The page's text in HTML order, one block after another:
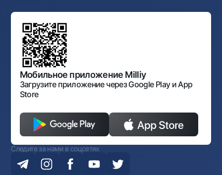
Противодействие коррупции
Фирменный стиль
Карта сайта
Офисы и банкоматы
Согласие на обработку персональных данных
Галерея изобразительного искусства Узбекистана
Типовые договоры
Обсуждение проектов нормативно-правовых
документов
Нормативно-правовые документы
Порядок и режим работы НБУ
Открытые данные
Антимонопольный комплаенс
Мобильное приложение Milliy
Загрузите приложение через Google Play и App
Store
Следите за нами в соцсетях